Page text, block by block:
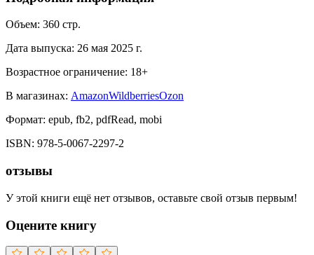
Объем: 360 стр.
Дата выпуска: 26 мая 2025 г.
Возрастное ограничение: 18+
В магазинах: AmazonWildberriesOzon
Формат: epub, fb2, pdfRead, mobi
ISBN: 978-5-0067-2297-2
отзывы
У этой книги ещё нет отзывов, оставьте свой отзыв первым!
Оцените книгу